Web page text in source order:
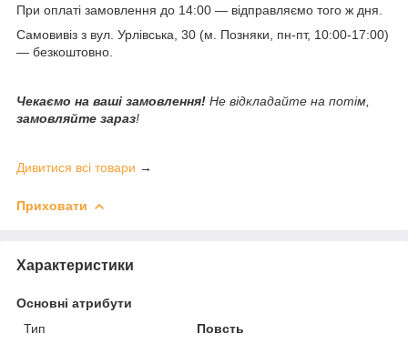
При оплаті замовлення до 14:00 — відправляємо того ж дня.
Самовивіз з вул. Урлівська, 30 (м. Позняки, пн-пт, 10:00-17:00)
— безкоштовно.
Чекаємо на ваші замовлення! Не відкладайте на потім,
замовляйте зараз!
Дивитися всі товари →
Приховати
Характеристики
Основні атрибути
Тип
Повсть